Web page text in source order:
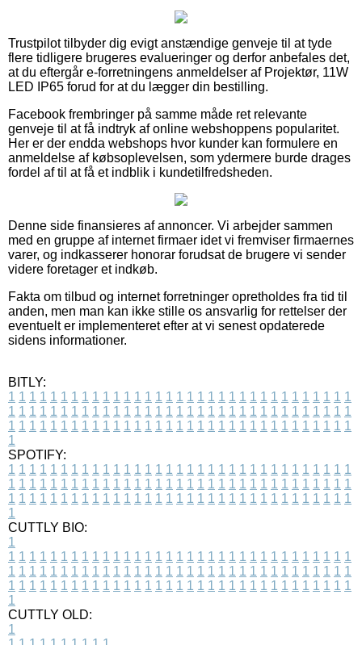
Trustpilot tilbyder dig evigt anstændige genveje til at tyde
flere tidligere brugeres evalueringer og derfor anbefales det,
at du eftergår e-forretningens anmeldelser af Projektør, 11W
LED IP65 forud for at du lægger din bestilling.
Facebook frembringer på samme måde ret relevante
genveje til at få indtryk af online webshoppens popularitet.
Her er der endda webshops hvor kunder kan formulere en
anmeldelse af købsoplevelsen, som ydermere burde drages
fordel af til at få et indblik i kundetilfredsheden.
Denne side finansieres af annoncer. Vi arbejder sammen
med en gruppe af internet firmaer idet vi fremviser firmaernes
varer, og indkasserer honorar forudsat de brugere vi sender
videre foretager et indkøb.
Fakta om tilbud og internet forretninger opretholdes fra tid til
anden, men man kan ikke stille os ansvarlig for rettelser der
eventuelt er implementeret efter at vi senest opdaterede
sidens informationer.
BITLY:
1 1 1 1 1 1 1 1 1 1 1 1 1 1 1 1 1 1 1 1 1 1 1 1 1 1 1 1 1 1 1 1 1
1 1 1 1 1 1 1 1 1 1 1 1 1 1 1 1 1 1 1 1 1 1 1 1 1 1 1 1 1 1 1 1 1
1 1 1 1 1 1 1 1 1 1 1 1 1 1 1 1 1 1 1 1 1 1 1 1 1 1 1 1 1 1 1 1 1
1
SPOTIFY:
1 1 1 1 1 1 1 1 1 1 1 1 1 1 1 1 1 1 1 1 1 1 1 1 1 1 1 1 1 1 1 1 1
1 1 1 1 1 1 1 1 1 1 1 1 1 1 1 1 1 1 1 1 1 1 1 1 1 1 1 1 1 1 1 1 1
1 1 1 1 1 1 1 1 1 1 1 1 1 1 1 1 1 1 1 1 1 1 1 1 1 1 1 1 1 1 1 1 1
1
CUTTLY BIO:
1
1 1 1 1 1 1 1 1 1 1 1 1 1 1 1 1 1 1 1 1 1 1 1 1 1 1 1 1 1 1 1 1 1
1 1 1 1 1 1 1 1 1 1 1 1 1 1 1 1 1 1 1 1 1 1 1 1 1 1 1 1 1 1 1 1 1
1 1 1 1 1 1 1 1 1 1 1 1 1 1 1 1 1 1 1 1 1 1 1 1 1 1 1 1 1 1 1 1 1
1
CUTTLY OLD:
1